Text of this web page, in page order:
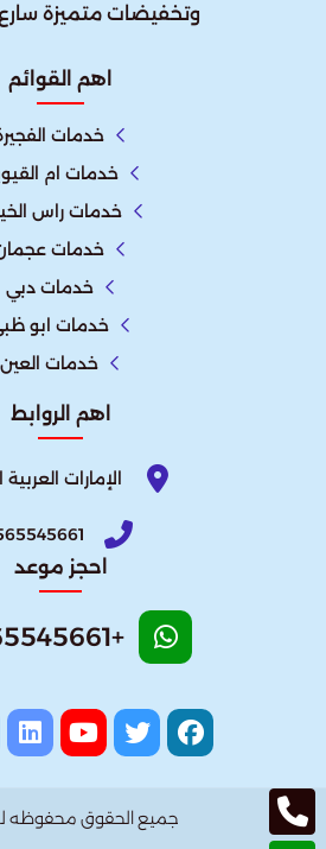
وتخفيضات متميزة سارع
اهم القوائم
خدمات
خدمات ام
خدمات راس
خدمات
خدمات دبي
خدمات ابو
خدمات العين
اهم الروابط
الإمارات
احجز موعد
+971565545661
جميع الحقوق محفوظه